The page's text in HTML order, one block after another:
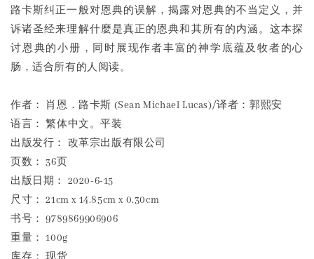
路卡斯纠正一般对恩典的误解，揭露对恩典的不当定义，并
诉诸圣经来理解什麼是真正的恩典和其所有的内涵。这本探
讨恩典的小册，同时展现作者丰富的神学底蕴及牧者的心
肠，适合所有的人阅读。
作者： 肖恩．路卡斯 (Sean Michael Lucas)/译者：郭熙安
语言： 繁体中文。平装
出版发行： 改革宗出版有限公司
页数： 36页
出版日期： 2020-6-15
尺寸： 21cm x 14.85cm x 0.30cm
书号： 9789869906906
重量： 100g